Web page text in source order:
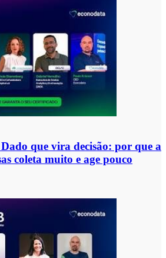
que vira decisão: por que a
coleta muito e age pouco